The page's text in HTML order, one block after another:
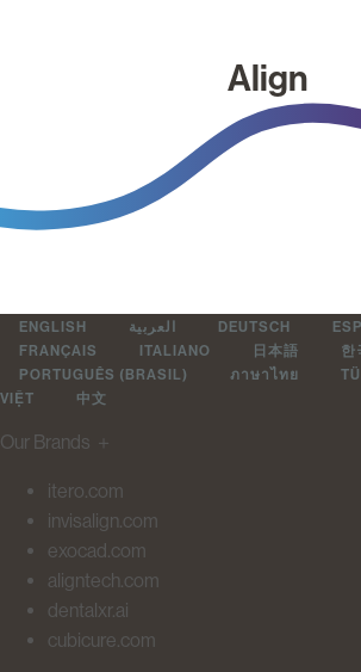
Align
ENGLISH العربية DEUTSCH
FRANÇAIS
ITALIANO 日本語 한
PORTUGUÊS (BRASIL)
ภาษาไทย
VIỆT
中文
Our Brands ＋
itero.com
invisalign.com
exocad.com
aligntech.com
dentalxr.ai
cubicure.com